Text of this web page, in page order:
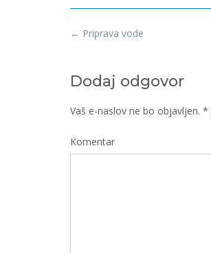
Post
← Priprava vode
Dodaj odgovor
Vaš e-naslov ne bo objavljen. *
Komentar